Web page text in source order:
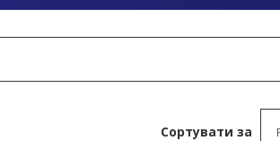
Сортувати за